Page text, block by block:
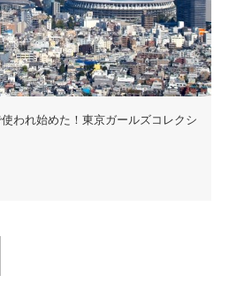
われ始めた！東京ガールズコレクシ